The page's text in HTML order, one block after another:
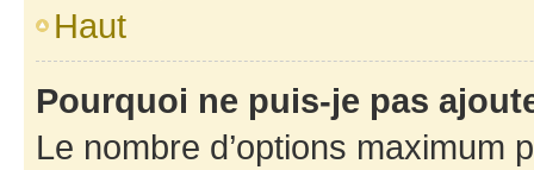
Haut
Pourquoi ne puis-je pas
Le nombre d’options maximum